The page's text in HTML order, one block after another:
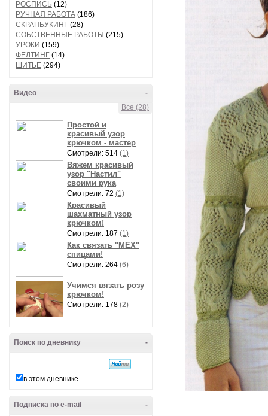
РОСПИСЬ (12)
РУЧНАЯ РАБОТА (186)
СКРАПБУКИНГ (28)
СОБСТВЕННЫЕ РАБОТЫ (215)
УРОКИ (159)
ФЕЛТИНГ (14)
ШИТЬЕ (294)
-
Видео
Все (28)
Простой и
красивый узор
крючком - мастер
Смотрели: 514 (1)
Вяжем красивый
узор "Настил"
своими рука
Смотрели: 72 (1)
Красивый
шахматный узор
крючком!
Смотрели: 187 (1)
Как связать "МЕХ"
спицами!
Смотрели: 264 (6)
Учимся вязать розу
крючком!
Смотрели: 178 (2)
-
Поиск по дневнику
в этом дневнике
-
Подписка по e-mail